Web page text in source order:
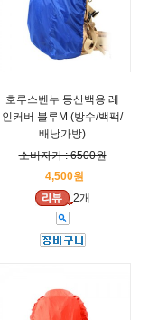
호루스벤누 등산백용 레
인커버 블루M (방수/백팩/
배낭가방)
소비자가 : 6500원
4,500원
2개